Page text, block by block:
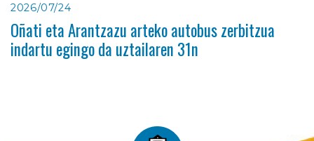
2026/07/24
Oñati eta Arantzazu arteko autobus zerbitzua
indartu egingo da uztailaren 31n